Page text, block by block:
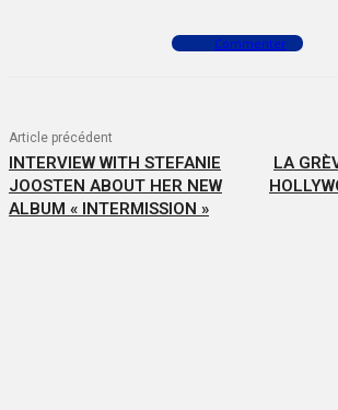
Commenter
Article précédent
INTERVIEW WITH STEFANIE
JOOSTEN ABOUT HER NEW
ALBUM « INTERMISSION »
LA